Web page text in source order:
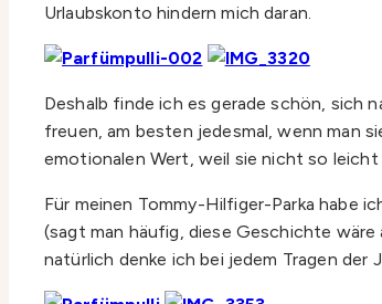
Urlaubskonto hindern mich daran.
Deshalb finde ich es gerade schön, sich
freuen, am besten jedesmal, wenn man
emotionalen Wert, weil sie nicht so
Für meinen Tommy-Hilfiger-Parka habe
(sagt man häufig, diese Geschichte
natürlich denke ich bei jedem Tragen der